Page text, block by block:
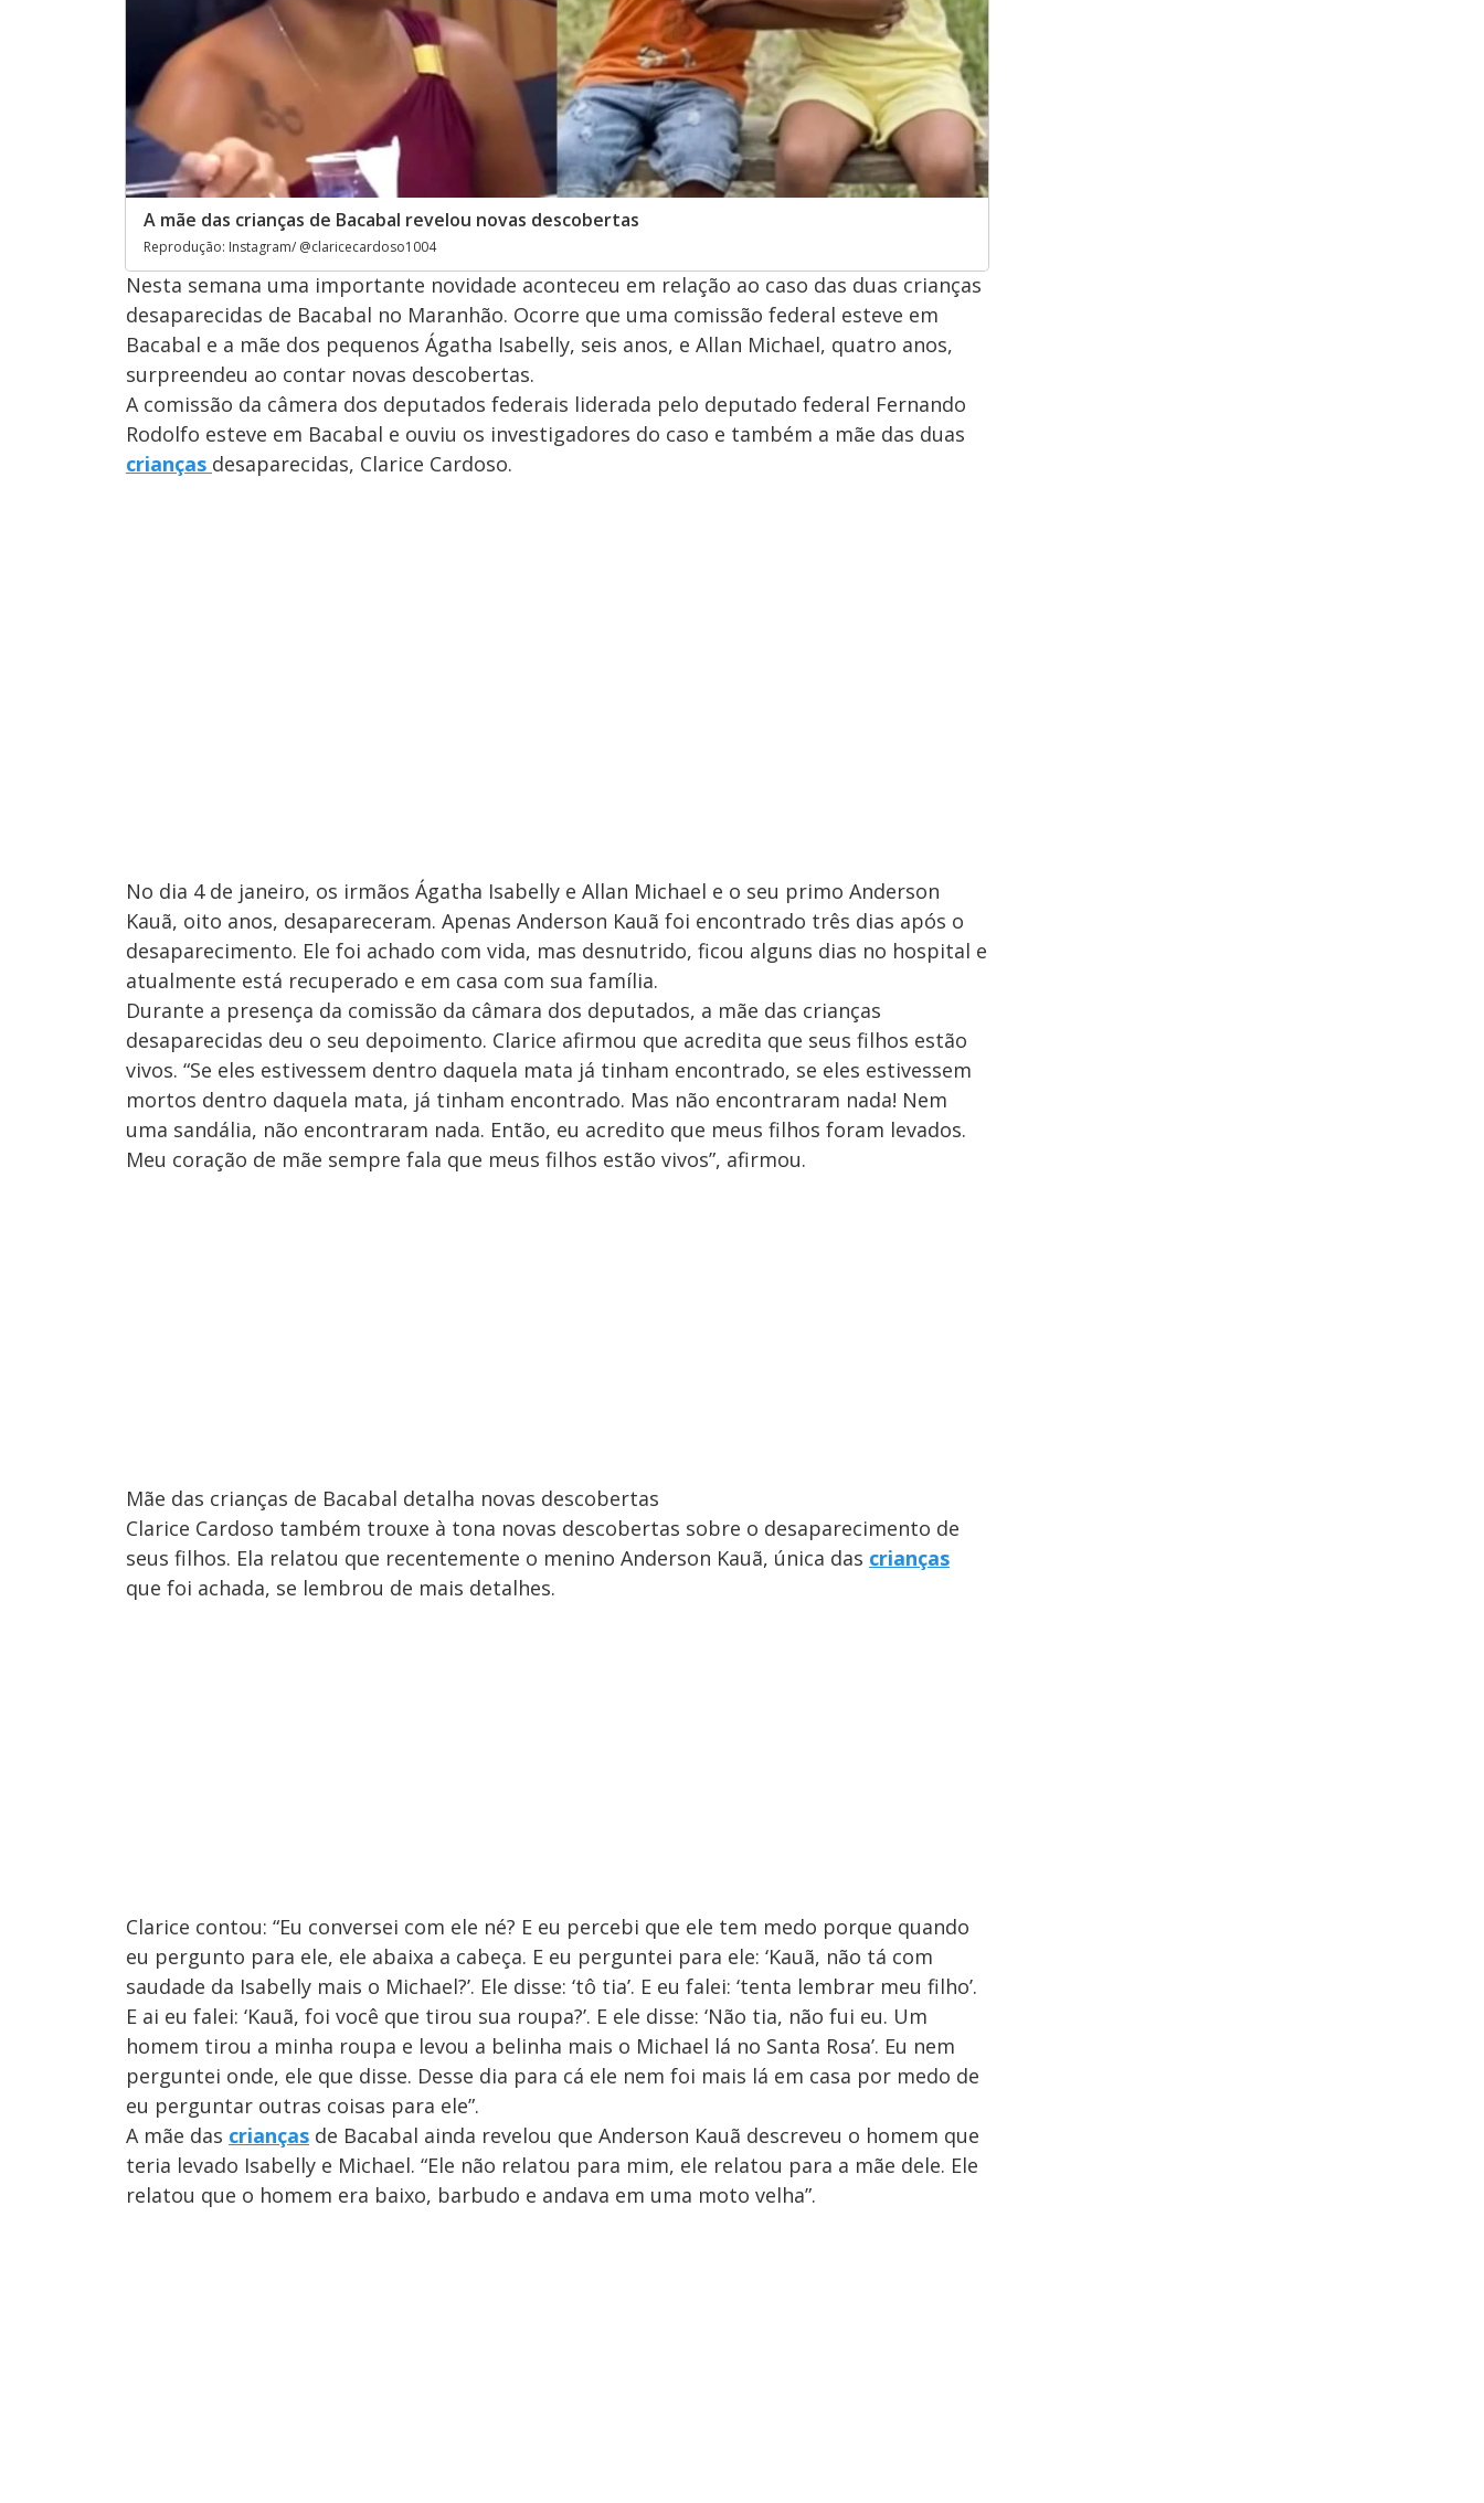
A mãe das crianças de Bacabal revelou novas descobertas
Reprodução: Instagram/ @claricecardoso1004
Nesta semana uma importante novidade aconteceu em relação ao caso das duas crianças
desaparecidas de Bacabal no Maranhão. Ocorre que uma comissão federal esteve em
Bacabal e a mãe dos pequenos Ágatha Isabelly, seis anos, e Allan Michael, quatro anos,
surpreendeu ao contar novas descobertas.
A comissão da câmera dos deputados federais liderada pelo deputado federal Fernando
Rodolfo esteve em Bacabal e ouviu os investigadores do caso e também a mãe das duas
crianças desaparecidas, Clarice Cardoso.
No dia 4 de janeiro, os irmãos Ágatha Isabelly e Allan Michael e o seu primo Anderson
Kauã, oito anos, desapareceram. Apenas Anderson Kauã foi encontrado três dias após o
desaparecimento. Ele foi achado com vida, mas desnutrido, ficou alguns dias no hospital e
atualmente está recuperado e em casa com sua família.
Durante a presença da comissão da câmara dos deputados, a mãe das crianças
desaparecidas deu o seu depoimento. Clarice afirmou que acredita que seus filhos estão
vivos. “Se eles estivessem dentro daquela mata já tinham encontrado, se eles estivessem
mortos dentro daquela mata, já tinham encontrado. Mas não encontraram nada! Nem
uma sandália, não encontraram nada. Então, eu acredito que meus filhos foram levados.
Meu coração de mãe sempre fala que meus filhos estão vivos”, afirmou.
Mãe das crianças de Bacabal detalha novas descobertas
Clarice Cardoso também trouxe à tona novas descobertas sobre o desaparecimento de
seus filhos. Ela relatou que recentemente o menino Anderson Kauã, única das crianças
que foi achada, se lembrou de mais detalhes.
Clarice contou: “Eu conversei com ele né? E eu percebi que ele tem medo porque quando
eu pergunto para ele, ele abaixa a cabeça. E eu perguntei para ele: ‘Kauã, não tá com
saudade da Isabelly mais o Michael?’. Ele disse: ‘tô tia’. E eu falei: ‘tenta lembrar meu filho’.
E ai eu falei: ‘Kauã, foi você que tirou sua roupa?’. E ele disse: ‘Não tia, não fui eu. Um
homem tirou a minha roupa e levou a belinha mais o Michael lá no Santa Rosa’. Eu nem
perguntei onde, ele que disse. Desse dia para cá ele nem foi mais lá em casa por medo de
eu perguntar outras coisas para ele”.
A mãe das crianças de Bacabal ainda revelou que Anderson Kauã descreveu o homem que
teria levado Isabelly e Michael. “Ele não relatou para mim, ele relatou para a mãe dele. Ele
relatou que o homem era baixo, barbudo e andava em uma moto velha”.